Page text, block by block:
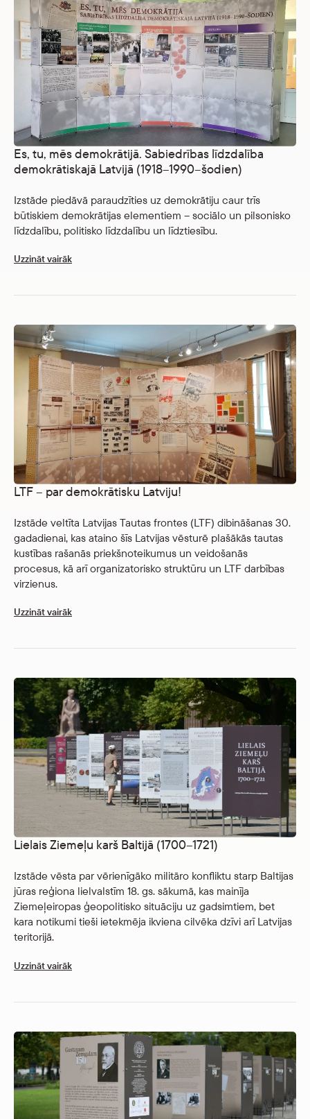
Es, tu, mēs demokrātijā. Sabiedrības līdzdalība
demokrātiskajā Latvijā (1918–1990–šodien)
Izstāde piedāvā paraudzīties uz demokrātiju caur trīs
būtiskiem demokrātijas elementiem – sociālo un pilsonisko
līdzdalību, politisko līdzdalību un līdztiesību.
Uzzināt vairāk
LTF – par demokrātisku Latviju!
Izstāde veltīta Latvijas Tautas frontes (LTF) dibināšanas 30.
gadadienai, kas ataino šīs Latvijas vēsturē plašākās tautas
kustības rašanās priekšnoteikumus un veidošanās
procesus, kā arī organizatorisko struktūru un LTF darbības
virzienus.
Uzzināt vairāk
Lielais Ziemeļu karš Baltijā (1700–1721)
Izstāde vēsta par vērienīgāko militāro konfliktu starp Baltijas
jūras reģiona lielvalstīm 18. gs. sākumā, kas mainīja
Ziemeļeiropas ģeopolitisko situāciju uz gadsimtiem, bet
kara notikumi tieši ietekmēja ikviena cilvēka dzīvi arī Latvijas
teritorijā.
Uzzināt vairāk